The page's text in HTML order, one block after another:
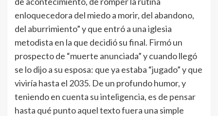
enloquecedora del miedo a morir, del abandono,
del aburrimiento” y que entró a una iglesia
metodista en la que decidió su final. Firmó un
prospecto de “muerte anunciada” y cuando llegó
se lo dijo a su esposa: que ya estaba “jugado” y que
viviría hasta el 2035. De un profundo humor, y
teniendo en cuenta su inteligencia, es de pensar
hasta qué punto aquel texto fuera una simple